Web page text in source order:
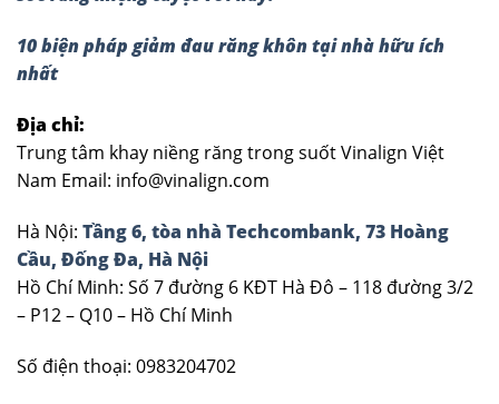
10 biện pháp giảm đau răng khôn tại nhà hữu ích
nhất
Địa chỉ:
Trung tâm khay niềng răng trong suốt Vinalign Việt
Nam Email: info@vinalign.com
Hà Nội: Tầng 6, tòa nhà Techcombank, 73 Hoàng
Cầu, Đống Đa, Hà Nội
Hồ Chí Minh: Số 7 đường 6 KĐT Hà Đô – 118 đường 3/2
– P12 – Q10 – Hồ Chí Minh
Số điện thoại: 0983204702